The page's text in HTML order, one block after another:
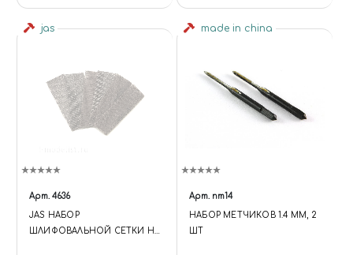
jas
Арт. 4636
JAS НАБОР
ШЛИФОВАЛЬНОЙ СЕТКИ НА
made in china
Арт. nm14
НАБОР МЕТЧИКОВ 1.4 ММ, 2